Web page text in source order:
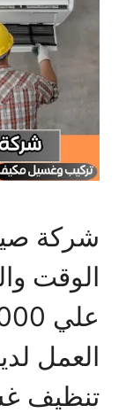
شركة
الوقت
العمل
تنظيف